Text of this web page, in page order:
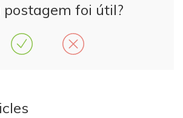
postagem foi útil?